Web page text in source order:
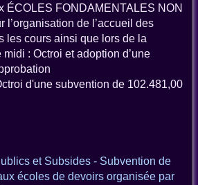
ÉCOLES FONDAMENTALES NON
l’organisation de l’accueil des
les cours ainsi que lors de la
: Octroi et adoption d’une
d'une subvention de 102.481,00
et Subsides - Subvention de
écoles de devoirs organisée par